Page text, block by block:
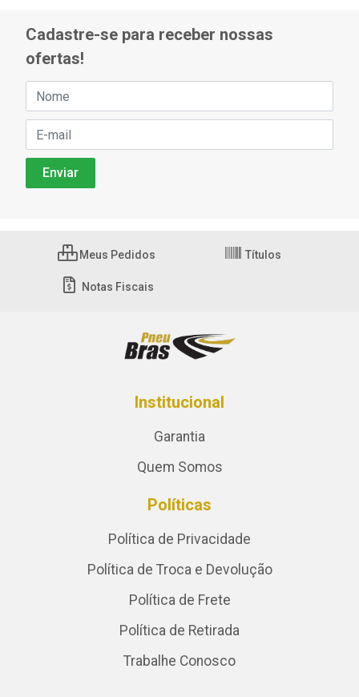
Cadastre-se para receber nossas
ofertas!
Meus Pedidos Títulos
Notas Fiscais
Institucional
Garantia
Quem Somos
Políticas
Política de Privacidade
Política de Troca e Devolução
Política de Frete
Política de Retirada
Trabalhe Conosco